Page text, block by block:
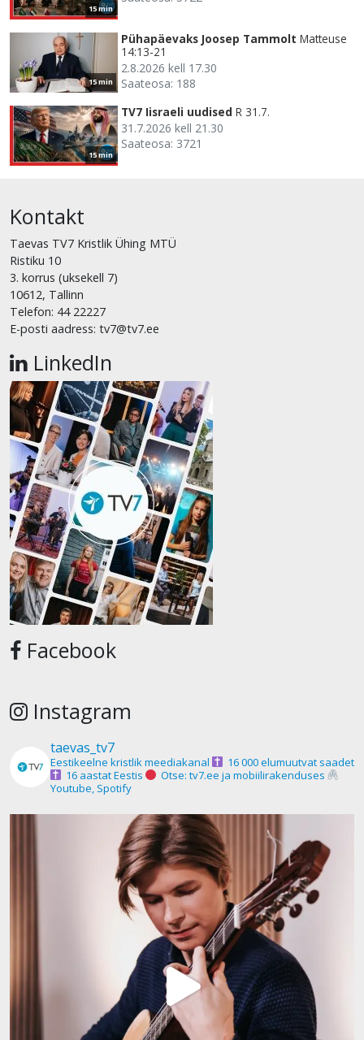
15 min
15 min
Pühapäevaks Joosep Tammolt Matteuse
14:13-21
2.8.2026 kell 17.30
Saateosa: 188
15 min
TV7 Iisraeli uudised R 31.7.
31.7.2026 kell 21.30
Saateosa: 3721
Kontakt
Taevas TV7 Kristlik Ühing MTÜ
Ristiku 10
3. korrus (uksekell 7)
10612, Tallinn
Telefon: 44 22227
E-posti aadress: tv7@tv7.ee
LinkedIn
Facebook
Instagram
taevas_tv7
Eestikeelne kristlik meediakanal
16 000 elumuutvat saadet
16 aastat Eestis
Otse: tv7.ee ja mobiilirakenduses
Youtube, Spotify